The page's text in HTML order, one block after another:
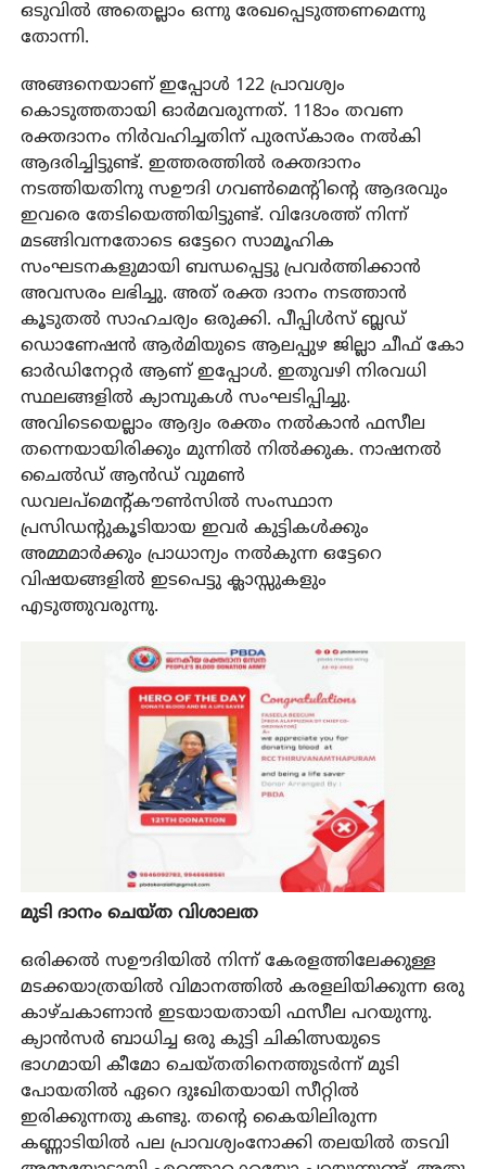
ഒടുവിൽ അതെല്ലാം ഒന്നു രേഖപ്പെടുത്തണമെന്നു
തോന്നി.
അങ്ങനെയാണ് ഇപ്പോൾ 122 പ്രാവശ്യം
കൊടുത്തതായി ഓർമവരുന്നത്. 118ാം തവണ
രക്തദാനം നിർവഹിച്ചതിന് പുരസ്‌കാരം നൽകി
ആദരിച്ചിട്ടുണ്ട്. ഇത്തരത്തിൽ രക്തദാനം
നടത്തിയതിനു സഊദി ഗവൺമെന്റിന്റെ ആദരവും
ഇവരെ തേടിയെത്തിയിട്ടുണ്ട്. വിദേശത്ത് നിന്ന്
മടങ്ങിവന്നതോടെ ഒട്ടേറെ സാമൂഹിക
സംഘടനകളുമായി ബന്ധപ്പെട്ടു പ്രവർത്തിക്കാൻ
അവസരം ലഭിച്ചു. അത് രക്ത ദാനം നടത്താൻ
കൂടുതൽ സാഹചര്യം ഒരുക്കി. പീപ്പിൾസ് ബ്ലഡ്
ഡൊണേഷൻ ആർമിയുടെ ആലപ്പുഴ ജില്ലാ ചീഫ് കോ
ഓർഡിനേറ്റർ ആണ് ഇപ്പോൾ. ഇതുവഴി നിരവധി
സ്ഥലങ്ങളിൽ ക്യാമ്പുകൾ സംഘടിപ്പിച്ചു.
അവിടെയെല്ലാം ആദ്യം രക്തം നൽകാൻ ഫസീല
തന്നെയായിരിക്കും മുന്നിൽ നിൽക്കുക. നാഷനൽ
ചൈൽഡ് ആൻഡ് വുമൺ
ഡവലപ്‌മെന്റ്കൗൺസിൽ സംസ്ഥാന
പ്രസിഡന്റുകൂടിയായ ഇവർ കുട്ടികൾക്കും
അമ്മമാർക്കും പ്രാധാന്യം നൽകുന്ന ഒട്ടേറെ
വിഷയങ്ങളിൽ ഇടപെട്ടു ക്ലാസ്സുകളും
എടുത്തുവരുന്നു.
മുടി ദാനം ചെയ്ത വിശാലത
ഒരിക്കൽ സഊദിയിൽ നിന്ന് കേരളത്തിലേക്കുള്ള
മടക്കയാത്രയിൽ വിമാനത്തിൽ കരളലിയിക്കുന്ന ഒരു
കാഴ്ചകാണാൻ ഇടയായതായി ഫസീല പറയുന്നു.
ക്യാൻസർ ബാധിച്ച ഒരു കുട്ടി ചികിത്സയുടെ
ഭാഗമായി കീമോ ചെയ്തതിനെത്തുടർന്ന് മുടി
പോയതിൽ ഏറെ ദുഃഖിതയായി സീറ്റിൽ
ഇരിക്കുന്നതു കണ്ടു. തന്റെ കൈയിലിരുന്ന
കണ്ണാടിയിൽ പല പ്രാവശ്യംനോക്കി തലയിൽ തടവി